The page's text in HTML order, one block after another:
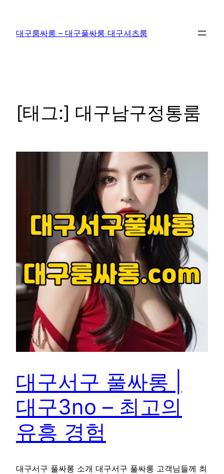
대구룸싸롱 – 대구풀싸롱 대구셔츠룸
[태그:] 대구남구정통룸
대구서구 풀싸롱 |
대구3no – 최고의
유흥 경험
대구서구 풀싸롱 소개 대구서구 풀싸롱 고객님들께 최